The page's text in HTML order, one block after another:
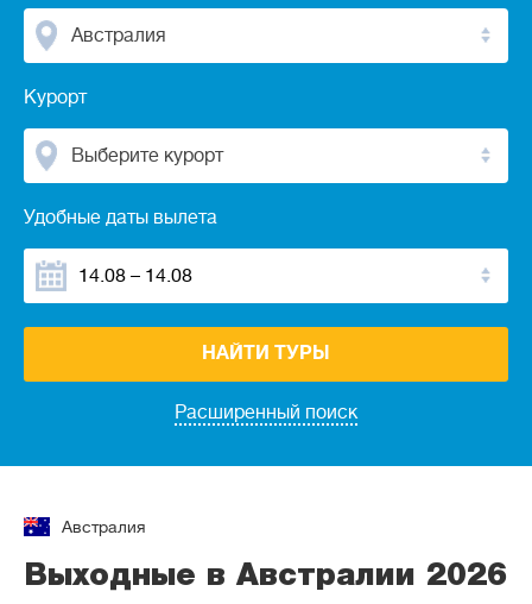
Австралия
Курорт
Выберите курорт
Удобные даты вылета
Расширенный поиск
НАЙТИ ТУРЫ
Австралия
Выходные в Австралии 2026